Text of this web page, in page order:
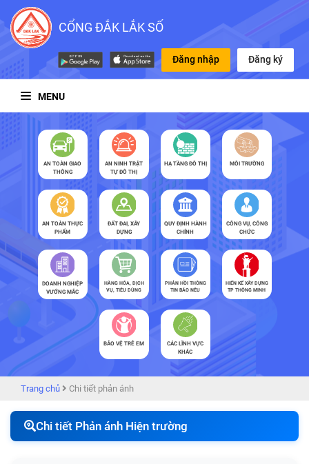
CỔNG ĐẮK LẮK SỐ
Đăng nhập Đăng ký
MENU
AN TOÀN GIAO
THÔNG
AN NINH TRẬT
TỰ ĐÔ THỊ
HẠ TẦNG ĐÔ THỊ MÔI TRƯỜNG
AN TOÀN THỰC
PHẨM
ĐẤT ĐAI, XÂY
DỰNG
QUY ĐỊNH HÀNH
CHÍNH
CÔNG VỤ, CÔNG
CHỨC
DOANH NGHIỆP
VƯỚNG MẮC
HÀNG HÓA, DỊCH
VỤ, TIÊU DÙNG
PHẢN HỒI THÔNG
TIN BÁO NÊU
HIẾN KẾ XÂY DỰNG
TP THÔNG MINH
BẢO VỆ TRẺ EM
CÁC LĨNH VỰC
KHÁC
Trang chủ Chi tiết phản ánh
Chi tiết Phản ánh Hiện trường